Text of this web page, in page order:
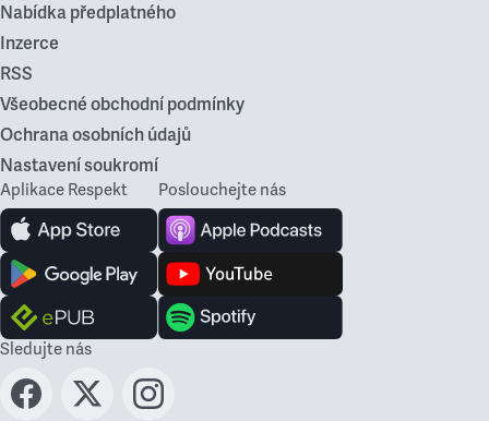
Nabídka předplatného
Inzerce
RSS
Všeobecné obchodní podmínky
Ochrana osobních údajů
Nastavení soukromí
Aplikace Respekt Poslouchejte nás
Sledujte nás